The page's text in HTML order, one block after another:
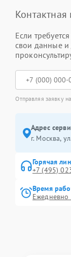
Если
свои данные и
Отправляя заявку
Адрес
г. Москва,
Горячая
+7 (495)
Время
Ежедневно